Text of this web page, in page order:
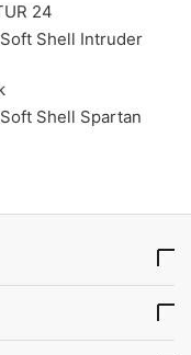
24
Soft Shell Intruder
Shell Spartan